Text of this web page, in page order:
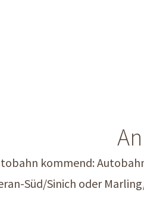
kommend:
Süd/Sinich oder